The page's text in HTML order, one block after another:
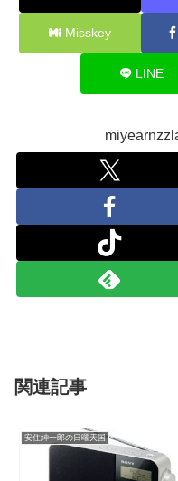
Misskey
LINE
関連記事
安住紳一郎の日曜天国